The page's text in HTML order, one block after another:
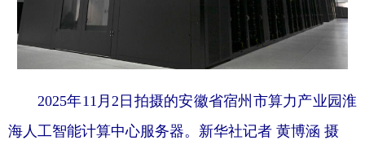
2025年11月2日拍摄的安徽省宿州市算力产业园淮
海人工智能计算中心服务器。新华社记者 黄博涵 摄